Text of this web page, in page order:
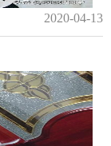
2020-04-13